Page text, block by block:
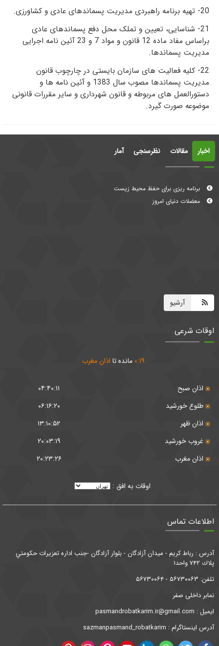
20- تهیه برنامه راهبردی مدیریت پسماندهای عادی و کشاورزی.
21- شناسایی، تعیین و تملک محل دفع پسماندهای عادی
براساس مفاد ماده 12 قانون و مواد 7 و 23 آئین نامه اجرایی
مدیریت پسماندها.
22- کلیه فعالیت های سازمان بایستی در چارچوب قانون
مدیریت پسماندها مصوب سال 1383 و آئین نامه­ ها و
دستورالعمل­ های مربوطه و قانون شهرداری و سایر مقررات قانونی
موضوعه صورت گیرد.
اخبار مقالات نظرسنجی آمار
برنامه ریزی برای حفظ محیط زیست
معضلات دنیای امروز
آرشیو
اوقات شرعی
۰:۱۹ مانده تا اذان مغرب
۰۴:۴۰:۱۱
اذان صبح
۰۶:۱۶:۲۰
طلوع خورشید
۱۳:۱۰:۵۲
اذان ظهر
۲۰:۰۳:۱۹
غروب خورشید
۲۰:۲۳:۲۶
اذان مغرب
اوقات به افق :
اطلاعات تماس
آدرس : رباط كريم - ميدان آزادگان - بلوار آزادگان -جنب اداره تعزيرات حكومتي
پلاك ۷۴۲ واحد۱
تلفن: ۵۶۷۳۰۰۶۳ - ۵۶۷۳۰۰۶۴
نمابر داخلی صفر
ايميل : pasmandrobatkarim.ir@gmail.com
آدرس اینستاگرام : sazmanpasmand_robatkarim